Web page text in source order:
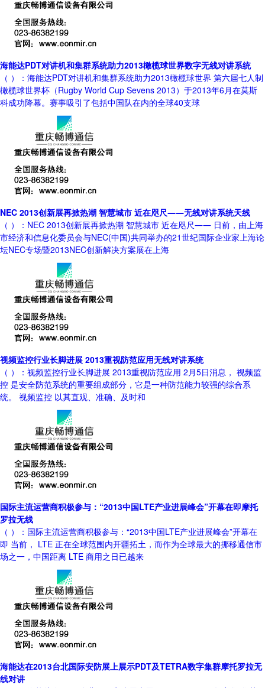
海能达PDT对讲机和集群系统助力2013橄榄球世界数字无线对讲系统
（ ）：海能达PDT对讲机和集群系统助力2013橄榄球世界 第六届七人制
橄榄球世界杯（Rugby World Cup Sevens 2013）于2013年6月在莫斯
科成功降幕。赛事吸引了包括中国队在内的全球40支球
NEC 2013创新展再掀热潮 智慧城市 近在咫尺――无线对讲系统天线
（ ）：NEC 2013创新展再掀热潮 智慧城市 近在咫尺―― 日前，由上海
市经济和信息化委员会与NEC(中国)共同举办的21世纪国际企业家上海论
坛NEC专场暨2013NEC创新解决方案展在上海
视频监控行业长脚进展 2013重视防范应用无线对讲系统
（ ）：视频监控行业长脚进展 2013重视防范应用 2月5日消息， 视频监
控 是安全防范系统的重要组成部分，它是一种防范能力较强的综合系
统。 视频监控 以其直观、准确、及时和
国际主流运营商积极参与：“2013中国LTE产业进展峰会”开幕在即摩托
罗拉无线
（ ）：国际主流运营商积极参与：“2013中国LTE产业进展峰会”开幕在
即 当前， LTE 正在全球范围内开疆拓土，而作为全球最大的挪移通信市
场之一，中国距离 LTE 商用之日已越来
海能达在2013台北国际安防展上展示PDT及TETRA数字集群摩托罗拉无
线对讲